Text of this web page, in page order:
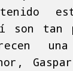
son tan